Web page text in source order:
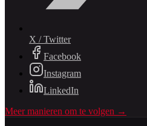
X / Twitter
Facebook
Instagram
LinkedIn
Meer manieren om te volgen →